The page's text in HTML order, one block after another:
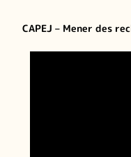
CAPEJ – Mener des